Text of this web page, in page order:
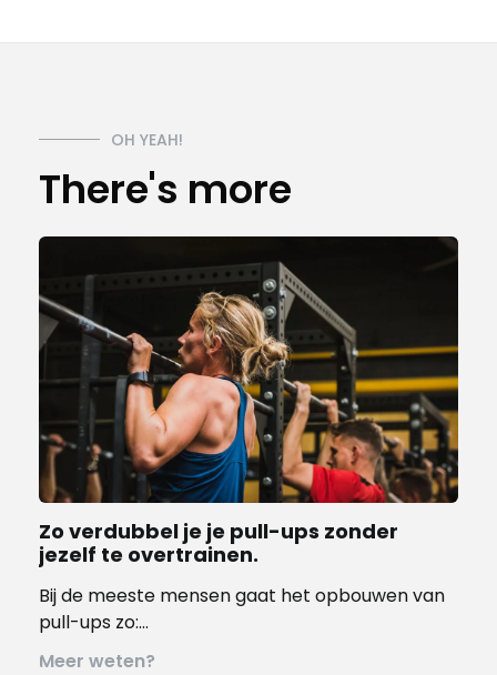
OH YEAH!
There's more
Zo verdubbel je je pull-ups zonder
jezelf te overtrainen.
Bij de meeste mensen gaat het opbouwen van
pull-ups zo:…
Meer weten?